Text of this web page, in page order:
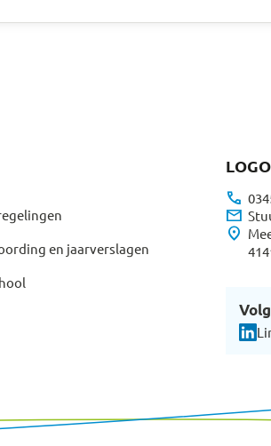
en jaarverslagen
call
mail
location_on